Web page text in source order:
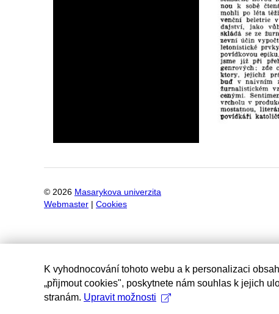
© 2026 Masarykova univerzita
Webmaster
Cookies
K vyhodnocování tohoto webu a k personalizaci
„přijmout cookies", poskytnete nám souhlas k jejich
stranám. Upravit možnosti